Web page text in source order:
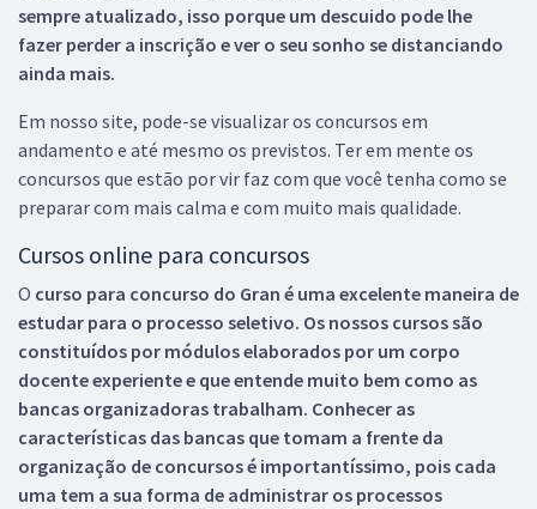
sempre atualizado, isso porque um descuido pode lhe
fazer perder a inscrição e ver o seu sonho se distanciando
ainda mais.
Em nosso site, pode-se visualizar os concursos em
andamento e até mesmo os previstos. Ter em mente os
concursos que estão por vir faz com que você tenha como se
preparar com mais calma e com muito mais qualidade.
Cursos online para concursos
O curso para concurso do Gran é uma excelente maneira de
estudar para o processo seletivo. Os nossos cursos são
constituídos por módulos elaborados por um corpo
docente experiente e que entende muito bem como as
bancas organizadoras trabalham. Conhecer as
características das bancas que tomam a frente da
organização de concursos é importantíssimo, pois cada
uma tem a sua forma de administrar os processos